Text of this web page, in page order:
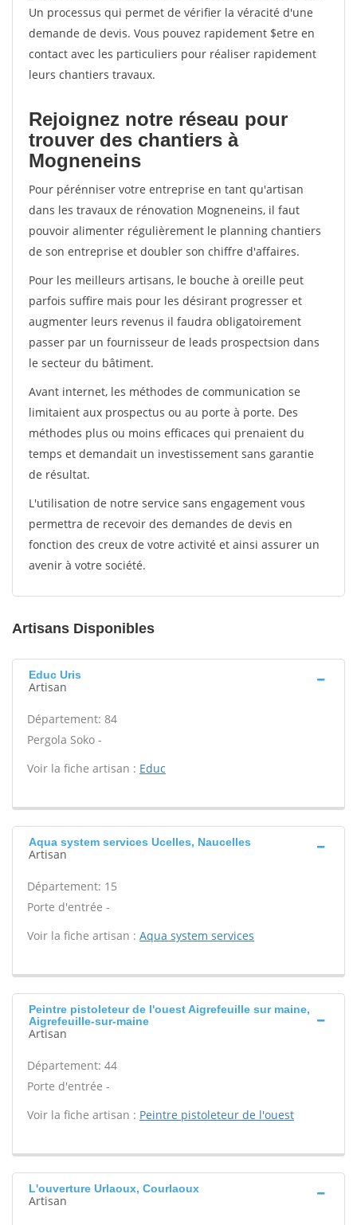
Un processus qui permet de vérifier la véracité d'une
demande de devis. Vous pouvez rapidement $etre en
contact avec les particuliers pour réaliser rapidement
leurs chantiers travaux.
Rejoignez notre réseau pour
trouver des chantiers à
Mogneneins
Pour pérénniser votre entreprise en tant qu'artisan
dans les travaux de rénovation Mogneneins, il faut
pouvoir alimenter régulièrement le planning chantiers
de son entreprise et doubler son chiffre d'affaires.
Pour les meilleurs artisans, le bouche à oreille peut
parfois suffire mais pour les désirant progresser et
augmenter leurs revenus il faudra obligatoirement
passer par un fournisseur de leads prospectsion dans
le secteur du bâtiment.
Avant internet, les méthodes de communication se
limitaient aux prospectus ou au porte à porte. Des
méthodes plus ou moins efficaces qui prenaient du
temps et demandait un investissement sans garantie
de résultat.
L'utilisation de notre service sans engagement vous
permettra de recevoir des demandes de devis en
fonction des creux de votre activité et ainsi assurer un
avenir à votre société.
Artisans Disponibles
Educ Uris
Artisan
Département: 84
Pergola Soko -
Voir la fiche artisan : Educ
Aqua system services Ucelles, Naucelles
Artisan
Département: 15
Porte d'entrée -
Voir la fiche artisan : Aqua system services
Peintre pistoleteur de l'ouest Aigrefeuille sur maine,
Aigrefeuille-sur-maine
Artisan
Département: 44
Porte d'entrée -
Voir la fiche artisan : Peintre pistoleteur de l'ouest
L'ouverture Urlaoux, Courlaoux
Artisan